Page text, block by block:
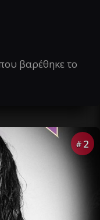
βαρέθηκε το
# 2